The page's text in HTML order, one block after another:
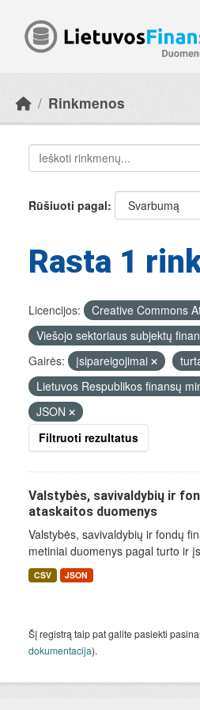
Rinkmenos
Rūšiuoti pagal
Rasta 1
Licencijos: Creative Commons
Viešojo sektoriaus subjektų
Gairės:
įsipareigojimai
Lietuvos Respublikos finansų
JSON
Filtruoti rezultatus
Valstybės, savivaldybių ir
ataskaitos duomenys
Valstybės, savivaldybių ir fondų
metiniai duomenys pagal turto ir
CSV JSON
Šį registrą taip pat galite pasiekti
dokumentacija).